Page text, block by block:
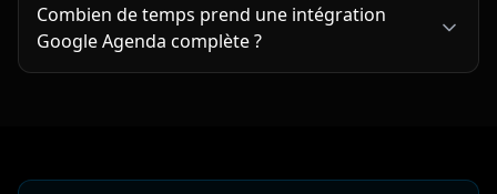
Combien de temps prend une intégration
Google Agenda complète ?